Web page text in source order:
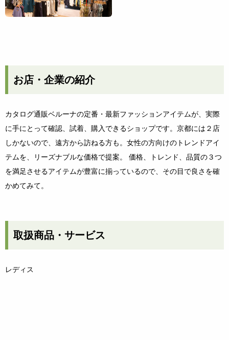
お店・企業の紹介
カタログ通販ベルーナの定番・最新ファッションアイテムが、実際
に手にとって確認、試着、購入できるショップです。京都には２店
しかないので、遠方から訪ねる方も。女性の方向けのトレンドアイ
テムを、リーズナブルな価格で提案。 価格、トレンド、品質の３つ
を満足させるアイテムが豊富に揃っているので、その目で良さを確
かめてみて。
取扱商品・サービス
レディス